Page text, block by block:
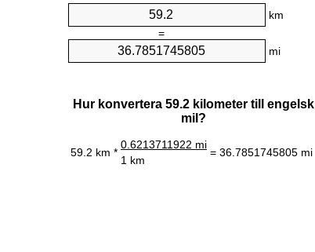
km
=
mi
Hur konvertera 59.2 kilometer till engelsk
mil?
59.2 km *
0.6213711922 mi
= 36.7851745805 mi
1 km